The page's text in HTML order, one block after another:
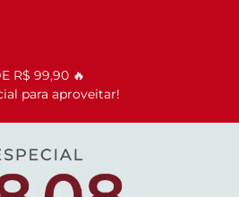
R$ 99,90 🔥
para aproveitar!